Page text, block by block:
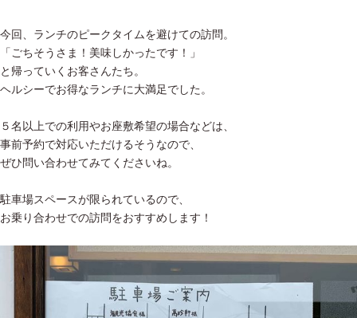
今回、ランチのピークタイムを避けての訪問。
「ごちそうさま！美味しかったです！」
と帰っていくお客さんたち。
ヘルシーでお得なランチに大満足でした。
５名以上での利用やお座敷希望の場合などは、
事前予約で対応いただけるそうなので、
ぜひ問い合わせてみてくださいね。
駐車場スペースが限られているので、
お乗り合わせでの訪問をおすすめします！